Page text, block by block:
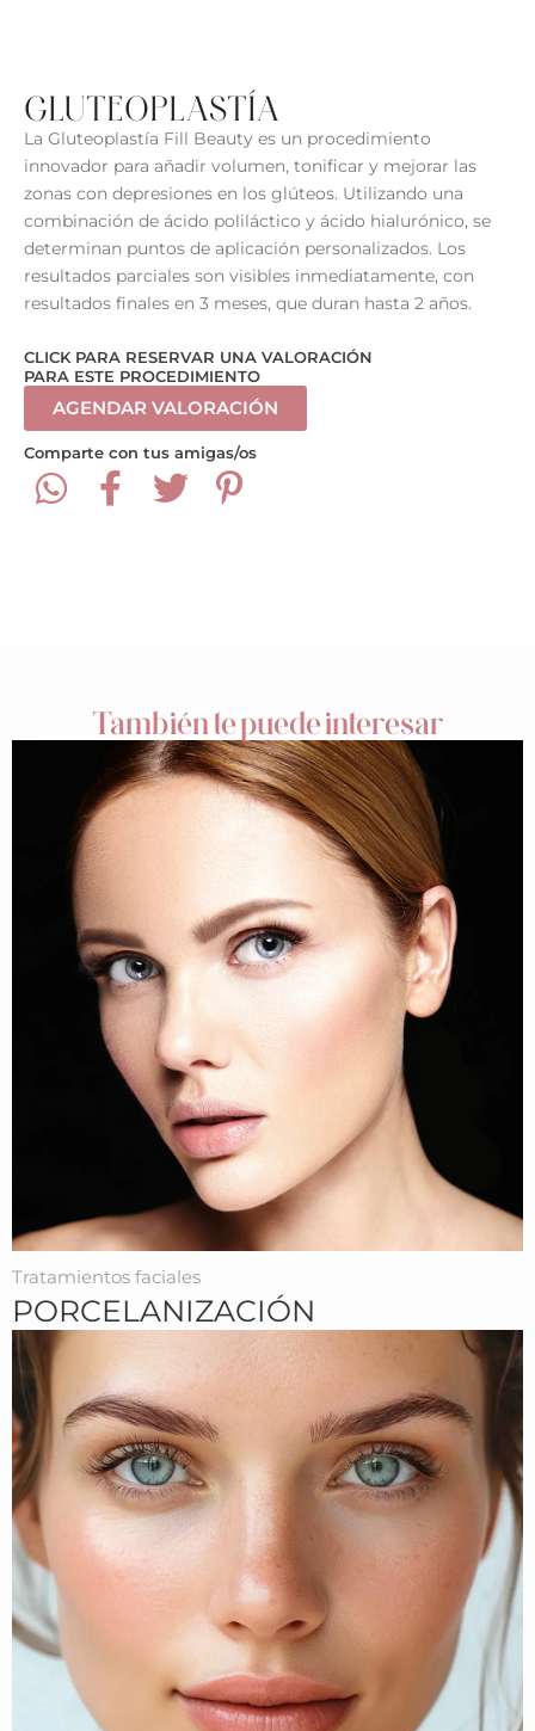
GLUTEOPLASTÍA
La Gluteoplastía Fill Beauty es un procedimiento
innovador para añadir volumen, tonificar y mejorar las
zonas con depresiones en los glúteos. Utilizando una
combinación de ácido poliláctico y ácido hialurónico, se
determinan puntos de aplicación personalizados. Los
resultados parciales son visibles inmediatamente, con
resultados finales en 3 meses, que duran hasta 2 años.
CLICK PARA RESERVAR UNA VALORACIÓN
PARA ESTE PROCEDIMIENTO
AGENDAR VALORACIÓN
Comparte con tus amigas/os
También te puede interesar
Tratamientos faciales
PORCELANIZACIÓN